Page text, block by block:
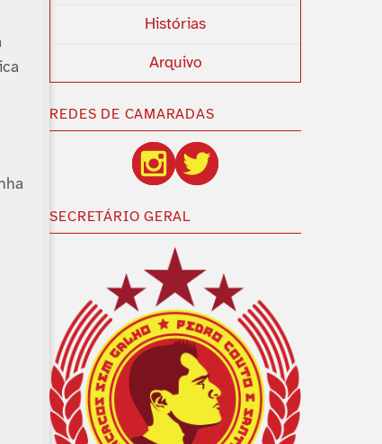
Histórias
Arquivo
REDES DE CAMARADAS
SECRETÁRIO GERAL